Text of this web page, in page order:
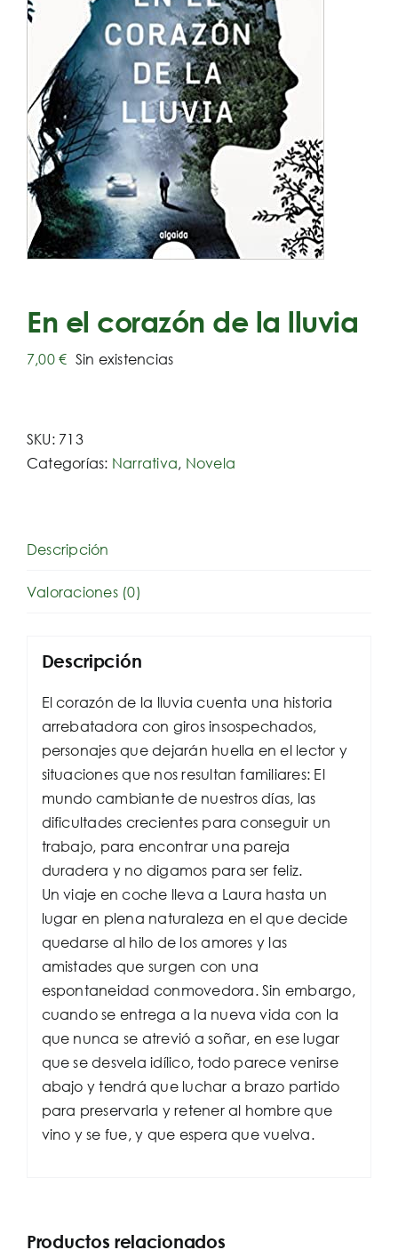
En el corazón de la lluvia
7,00€ Sin existencias
SKU: 713
Categorías: Narrativa, Novela
Descripción
Valoraciones (0)
Descripción
El corazón de la lluvia cuenta una historia
arrebatadora con giros insospechados,
personajes que dejarán huella en el lector y
situaciones que nos resultan familiares: El
mundo cambiante de nuestros días, las
dificultades crecientes para conseguir un
trabajo, para encontrar una pareja
duradera y no digamos para ser feliz.
Un viaje en coche lleva a Laura hasta un
lugar en plena naturaleza en el que decide
quedarse al hilo de los amores y las
amistades que surgen con una
espontaneidad conmovedora. Sin embargo,
cuando se entrega a la nueva vida con la
que nunca se atrevió a soñar, en ese lugar
que se desvela idílico, todo parece venirse
abajo y tendrá que luchar a brazo partido
para preservarla y retener al hombre que
vino y se fue, y que espera que vuelva.
Productos relacionados